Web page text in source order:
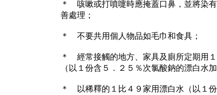
＊ 咳嗽或打噴嚏時應掩蓋口鼻，並將染
善處理；
＊ 不要共用個人物品如毛巾和食具；
＊ 經常接觸的地方、家具及廁所定期用
（以１份含５．２５％次氯酸鈉的漂白水
＊ 以稀釋的１比４９家用漂白水（以１